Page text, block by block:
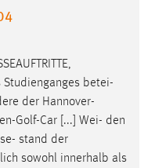
,
Studienganges betei-
der Hannover-
Golf-Car [...] Wei- den
- stand der
sowohl innerhalb als